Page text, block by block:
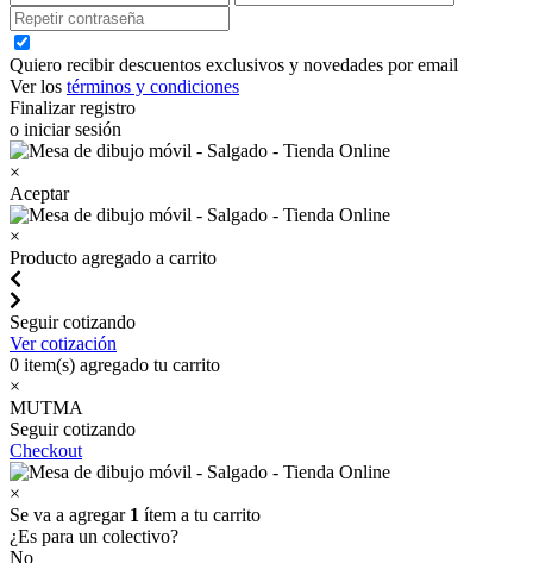
Quiero recibir descuentos exclusivos y novedades por email
Ver los términos y condiciones
Finalizar registro
o iniciar sesión
×
Aceptar
×
Producto agregado a carrito
Seguir cotizando
Ver cotización
0 item(s) agregado tu carrito
×
MUTMA
Seguir cotizando
Checkout
×
Se va a agregar 1 ítem a tu carrito
¿Es para un colectivo?
No